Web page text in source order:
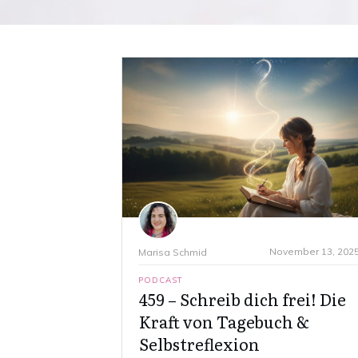
Marisa Schmid November 13,
PODCAST
459 – Schreib dich frei! Die
Kraft von Tagebuch &
Selbstreflexion